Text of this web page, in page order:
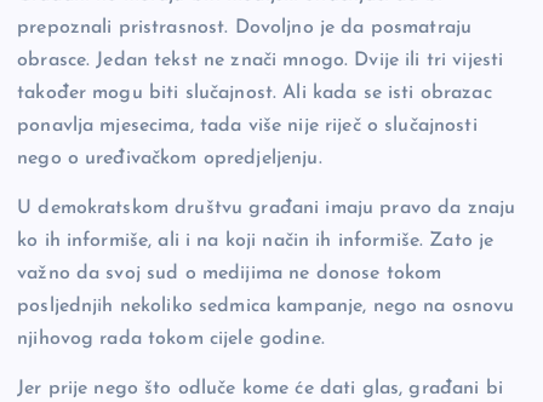
prepoznali pristrasnost. Dovoljno je da posmatraju
obrasce. Jedan tekst ne znači mnogo. Dvije ili tri vijesti
također mogu biti slučajnost. Ali kada se isti obrazac
ponavlja mjesecima, tada više nije riječ o slučajnosti
nego o uređivačkom opredjeljenju.
U demokratskom društvu građani imaju pravo da znaju
ko ih informiše, ali i na koji način ih informiše. Zato je
važno da svoj sud o medijima ne donose tokom
posljednjih nekoliko sedmica kampanje, nego na osnovu
njihovog rada tokom cijele godine.
Jer prije nego što odluče kome će dati glas, građani bi